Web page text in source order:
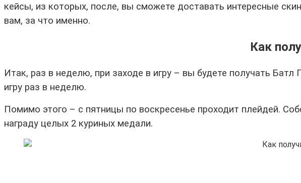
кейсы, из которых, после, вы сможете доставать интересные
вам, за что именно.
Как
Итак, раз в неделю, при заходе в игру – вы будете получать
игру раз в неделю.
Помимо этого – с пятницы по воскресенье проходит плейдей.
награду целых 2 куриных медали.